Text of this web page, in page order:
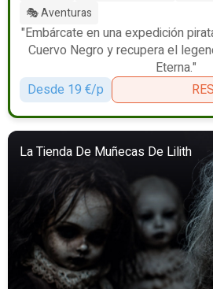
🎭 Aventuras
"Embárcate en una expedición
Cuervo Negro y recupera el
Eterna."
Desde 19 €/p
La Tienda De Muñecas De Lilith